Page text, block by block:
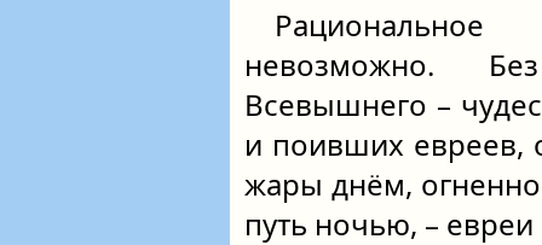
невозможно.
Всевышнего –
и поивших евреев,
жары днём,
путь ночью, –